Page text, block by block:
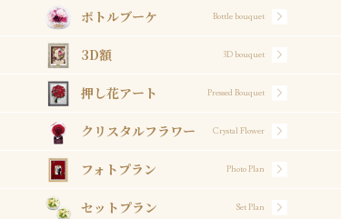
ボトルブーケ Bottle bouquet
3D額 3D bouquet
押し花アート Pressed Bouquet
クリスタルフラワー Crystal Flower
フォトプラン Photo Plan
セットプラン Set Plan